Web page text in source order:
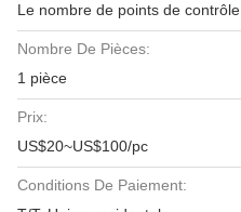
Le nombre de points de contrôle
Nombre De Pièces:
1 pièce
Prix:
US$20~US$100/pc
Conditions De Paiement: